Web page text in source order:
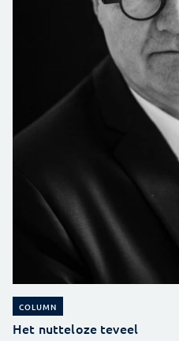
COLUMN
Het nutteloze teveel